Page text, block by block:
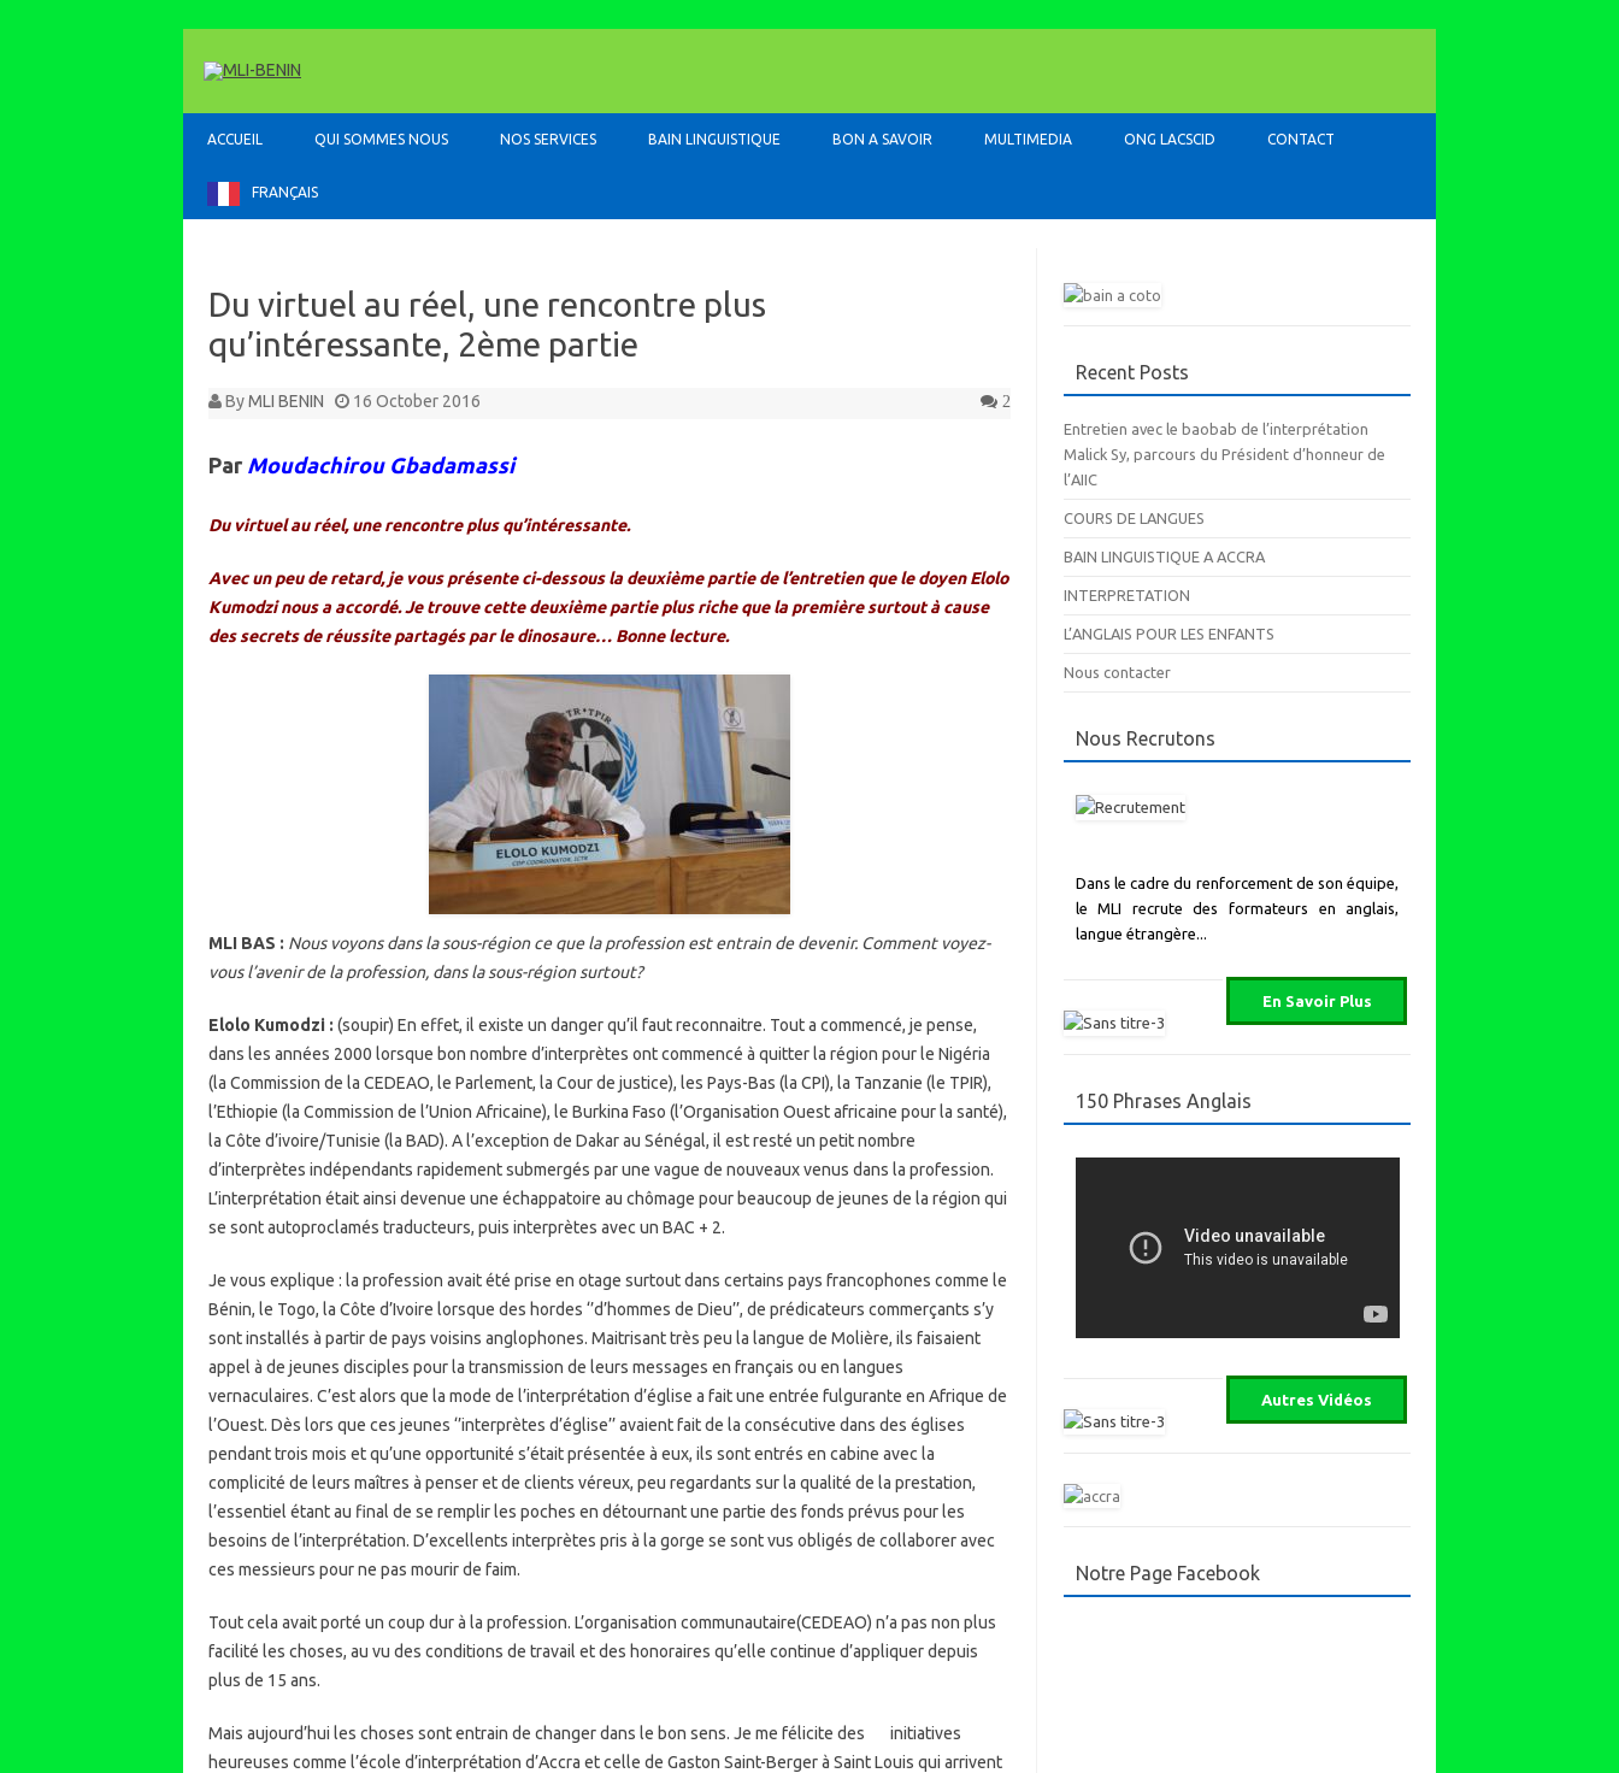
ACCUEIL QUI SOMMES NOUS NOS SERVICES BAIN LINGUISTIQUE BON A SAVOIR MULTIMEDIA ONG LACSCID CONTACT
FRANÇAIS
Du virtuel au réel, une rencontre plus
qu’intéressante, 2ème partie
By MLI BENIN 16 October 2016 2
Par Moudachirou Gbadamassi
Du virtuel au réel, une rencontre plus qu’intéressante.
Avec un peu de retard, je vous présente ci-dessous la deuxième partie de l’entretien que le doyen Elolo
Kumodzi nous a accordé. Je trouve cette deuxième partie plus riche que la première surtout à cause
des secrets de réussite partagés par le dinosaure… Bonne lecture.
MLI BAS : Nous voyons dans la sous-région ce que la profession est entrain de devenir. Comment voyez-
vous l’avenir de la profession, dans la sous-région surtout?
Elolo Kumodzi : (soupir) En effet, il existe un danger qu’il faut reconnaitre. Tout a commencé, je pense,
dans les années 2000 lorsque bon nombre d’interprètes ont commencé à quitter la région pour le Nigéria
(la Commission de la CEDEAO, le Parlement, la Cour de justice), les Pays-Bas (la CPI), la Tanzanie (le TPIR),
l’Ethiopie (la Commission de l’Union Africaine), le Burkina Faso (l’Organisation Ouest africaine pour la santé),
la Côte d’ivoire/Tunisie (la BAD). A l’exception de Dakar au Sénégal, il est resté un petit nombre
d’interprètes indépendants rapidement submergés par une vague de nouveaux venus dans la profession.
L’interprétation était ainsi devenue une échappatoire au chômage pour beaucoup de jeunes de la région qui
se sont autoproclamés traducteurs, puis interprètes avec un BAC + 2.
Je vous explique : la profession avait été prise en otage surtout dans certains pays francophones comme le
Bénin, le Togo, la Côte d’Ivoire lorsque des hordes ‘’d’hommes de Dieu’’, de prédicateurs commerçants s’y
sont installés à partir de pays voisins anglophones. Maitrisant très peu la langue de Molière, ils faisaient
appel à de jeunes disciples pour la transmission de leurs messages en français ou en langues
vernaculaires. C’est alors que la mode de l’interprétation d’église a fait une entrée fulgurante en Afrique de
l’Ouest. Dès lors que ces jeunes ‘’interprètes d’église’’ avaient fait de la consécutive dans des églises
pendant trois mois et qu’une opportunité s’était présentée à eux, ils sont entrés en cabine avec la
complicité de leurs maîtres à penser et de clients véreux, peu regardants sur la qualité de la prestation,
l’essentiel étant au final de se remplir les poches en détournant une partie des fonds prévus pour les
besoins de l’interprétation. D’excellents interprètes pris à la gorge se sont vus obligés de collaborer avec
ces messieurs pour ne pas mourir de faim.
Tout cela avait porté un coup dur à la profession. L’organisation communautaire(CEDEAO) n’a pas non plus
facilité les choses, au vu des conditions de travail et des honoraires qu’elle continue d’appliquer depuis
plus de 15 ans.
Mais aujourd’hui les choses sont entrain de changer dans le bon sens. Je me félicite des initiatives
heureuses comme l’école d’interprétation d’Accra et celle de Gaston Saint-Berger à Saint Louis qui arrivent
Recent Posts
Entretien avec le baobab de l’interprétation
Malick Sy, parcours du Président d’honneur de
l’AIIC
COURS DE LANGUES
BAIN LINGUISTIQUE A ACCRA
INTERPRETATION
L’ANGLAIS POUR LES ENFANTS
Nous contacter
Nous Recrutons
Dans le cadre du renforcement de son équipe,
le MLI recrute des formateurs en anglais,
langue étrangère...
150 Phrases Anglais
Notre Page Facebook